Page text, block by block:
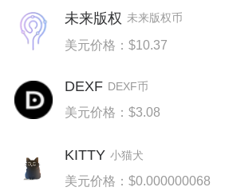
未来版权 未来版权币
美元价格：$10.37
DEXF DEXF币
美元价格：$3.08
KITTY 小猫犬
美元价格：$0.000000068